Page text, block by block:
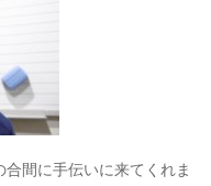
間に手伝いに来てくれま